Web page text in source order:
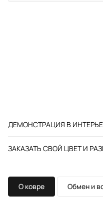
ДЕМОНСТРАЦИЯ В
ЗАКАЗАТЬ СВОЙ ЦВЕТ И
О ковре Обмен и